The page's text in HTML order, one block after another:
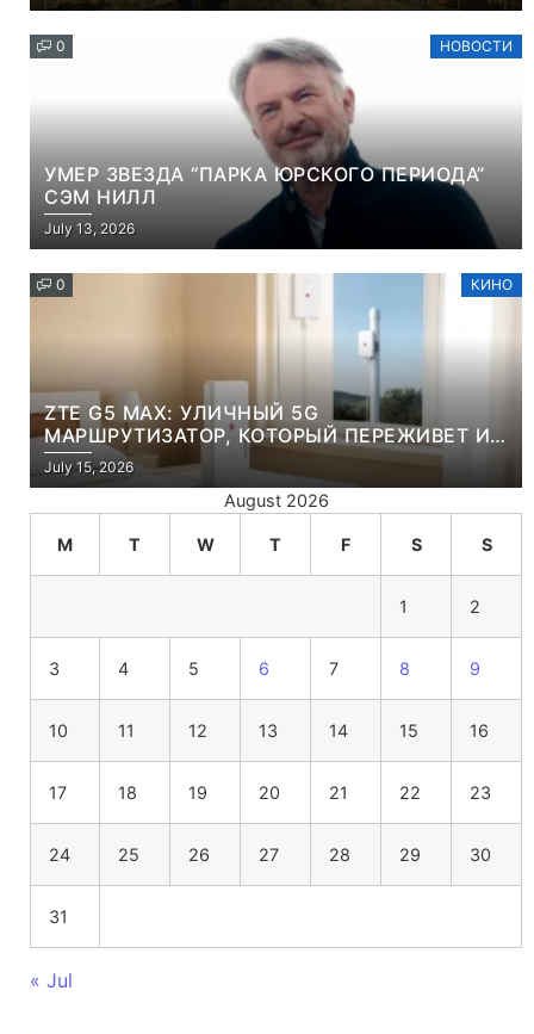
0 НОВОСТИ
УМЕР ЗВЕЗДА “ПАРКА ЮРСКОГО ПЕРИОДА”
СЭМ НИЛЛ
July 13, 2026
0 КИНО
ZTE G5 MAX: УЛИЧНЫЙ 5G
МАРШРУТИЗАТОР, КОТОРЫЙ ПЕРЕЖИВЕТ И
ЛЮТУЮ ЗИМУ, И ЖАРКОЕ ЛЕТО
July 15, 2026
August 2026
M T W T F S S
1 2
3 4 5 6 7 8 9
10 11 12 13 14 15 16
17 18 19 20 21 22 23
24 25 26 27 28 29 30
31
« Jul